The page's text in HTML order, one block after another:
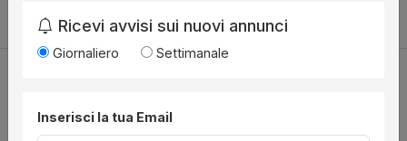
Ricevi avvisi sui nuovi annunci
Giornaliero Settimanale
Inserisci la tua Email